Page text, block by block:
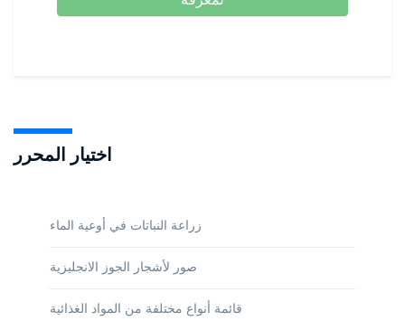
اختيار المحرر
زراعة النباتات في أوعية الماء
صور لأشجار الجوز الانجليزية
قائمة أنواع مختلفة من المواد الغذائية